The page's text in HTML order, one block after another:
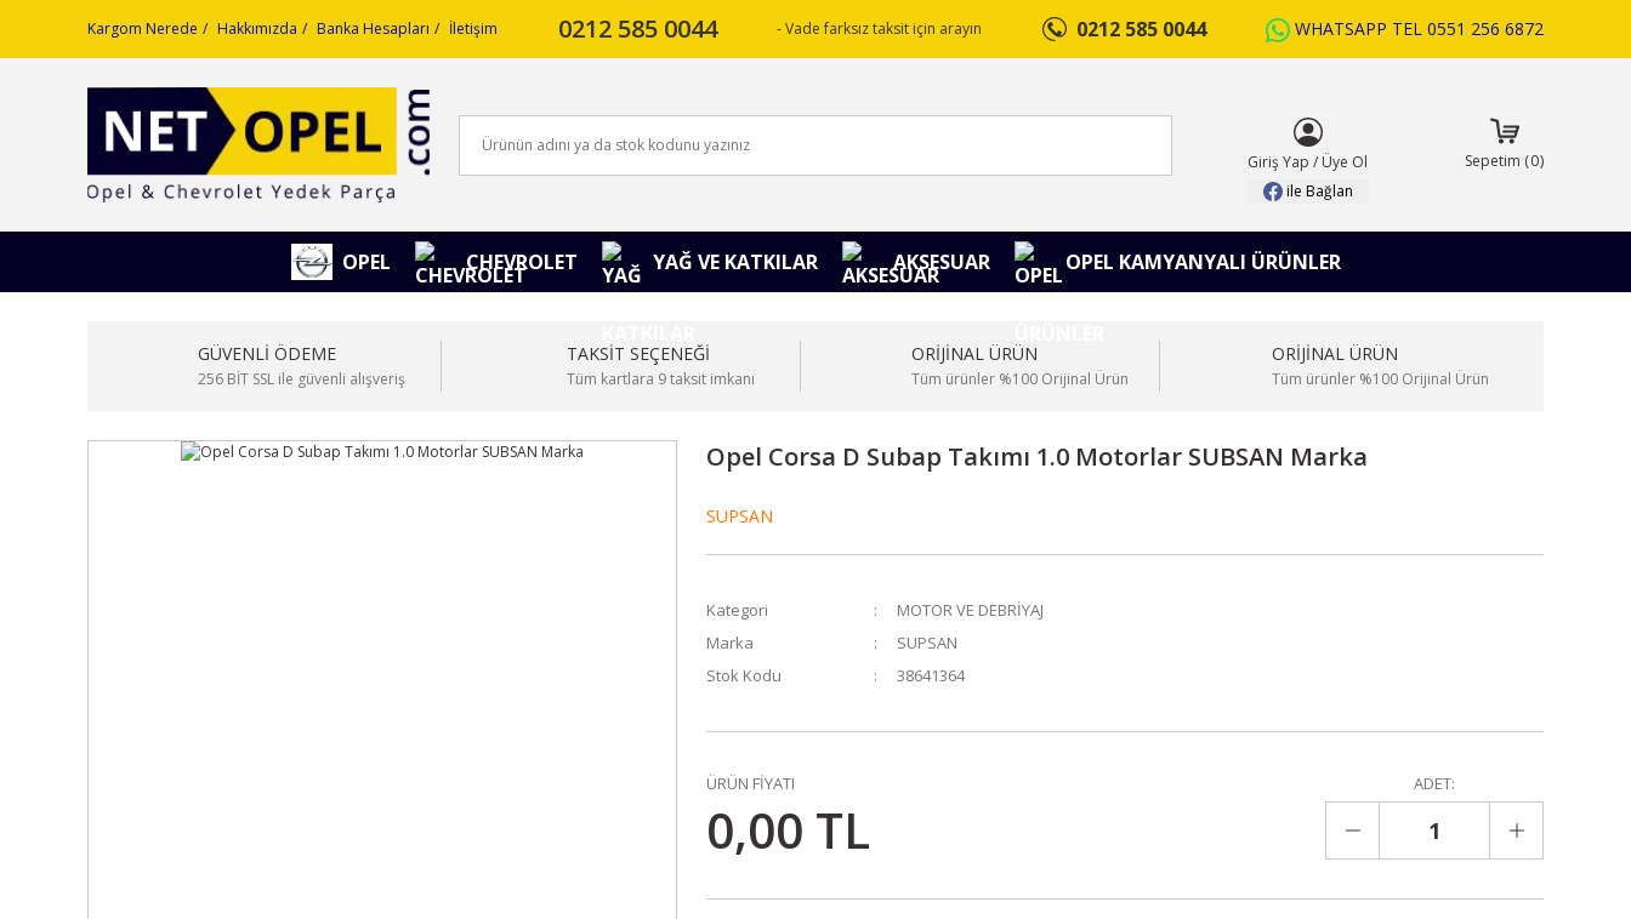
Kargom Nerede Hakkımızda Banka Hesapları İletişim 0212 585 0044 - Vade farksız taksit için arayın 0212 585 0044 WHATSAPP TEL 0551 256 6872
Giriş Yap / Üye Ol
ile Bağlan
Sepetim (0)
OPEL CHEVROLET YAĞ VE KATKILAR AKSESUAR OPEL KAMYANYALI ÜRÜNLER
GÜVENLİ ÖDEME
256 BİT SSL ile güvenli alışveriş
TAKSİT SEÇENEĞİ
Tüm kartlara 9 taksit imkanı
ORİJİNAL ÜRÜN
Tüm ürünler %100 Orijinal Ürün
ORİJİNAL ÜRÜN
Tüm ürünler %100 Orijinal Ürün
Opel Corsa D Subap Takımı 1.0 Motorlar SUBSAN Marka
SUPSAN
Kategori
MOTOR VE DEBRİYAJ
Marka
SUPSAN
Stok Kodu
38641364
ÜRÜN FİYATI
0,00 TL
ADET: